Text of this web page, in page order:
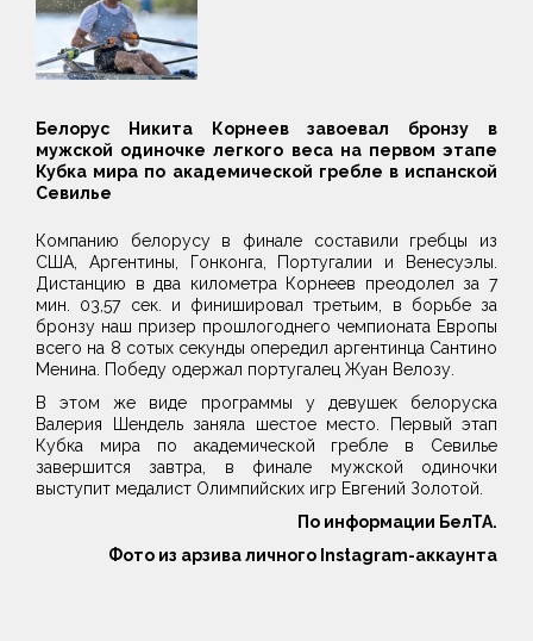
Белорус Никита Корнеев завоевал бронзу в
мужской одиночке легкого веса на первом этапе
Кубка мира по академической гребле в испанской
Севилье
Компанию белорусу в финале составили гребцы из
США, Аргентины, Гонконга, Португалии и Венесуэлы.
Дистанцию в два километра Корнеев преодолел за 7
мин. 03,57 сек. и финишировал третьим, в борьбе за
бронзу наш призер прошлогоднего чемпионата Европы
всего на 8 сотых секунды опередил аргентинца Сантино
Менина. Победу одержал португалец Жуан Велозу.
В этом же виде программы у девушек белоруска
Валерия Шендель заняла шестое место. Первый этап
Кубка мира по академической гребле в Севилье
завершится завтра, в финале мужской одиночки
выступит медалист Олимпийских игр Евгений Золотой.
По информации БелТА.
Фото из арзива личного Instagram-аккаунта